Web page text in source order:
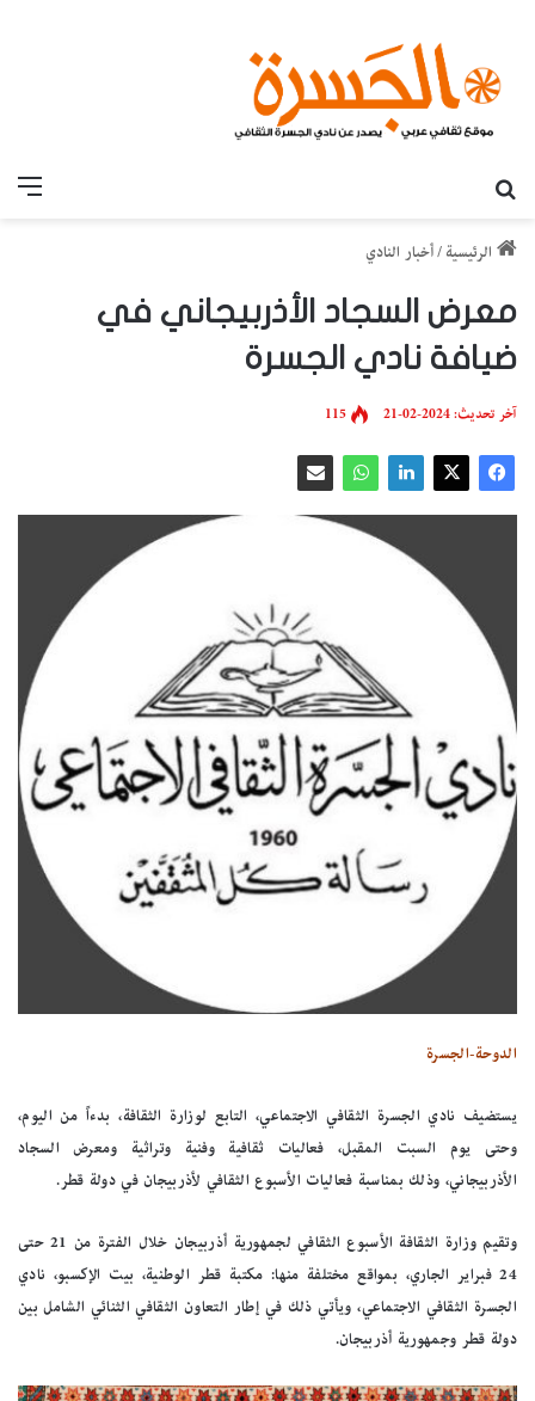
الرئيسية /أخبار النادي
معرض السجاد الأذربيجاني في
ضيافة نادي الجسرة
آخر تحديث: 2024-02-21 115
الدوحة-الجسرة
يستضيف نادي الجسرة الثقافي الاجتماعي، التابع لوزارة الثقافة، بدءاً من اليوم،
وحتى يوم السبت المقبل، فعاليات ثقافية وفنية وتراثية ومعرض السجاد
الأذربيجاني، وذلك بمناسبة فعاليات الأسبوع الثقافي لأذربيجان في دولة قطر.
وتقيم وزارة الثقافة الأسبوع الثقافي لجمهورية أذربيجان خلال الفترة من 21 حتى
24 فبراير الجاري، بمواقع مختلفة منها: مكتبة قطر الوطنية، بيت الإكسبو، نادي
الجسرة الثقافي الاجتماعي، ويأتي ذلك في إطار التعاون الثقافي الثنائي الشامل بين
دولة قطر وجمهورية أذربيجان.